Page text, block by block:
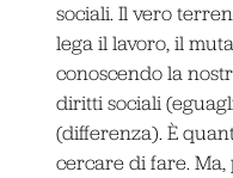
sociali. Il vero
lega il lavoro, il
conoscendo la
diritti sociali
(differenza). È
cercare di fare. Ma,